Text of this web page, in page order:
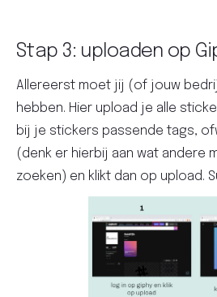
Stap 3: uploaden op
Allereerst moet jij (of jouw
hebben. Hier upload je alle
bij je stickers passende tags,
(denk er hierbij aan wat andere
zoeken) en klikt dan op upload.